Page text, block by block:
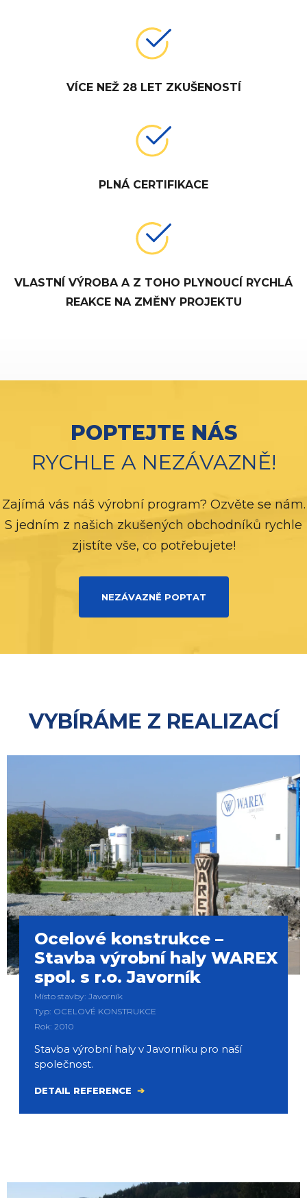
VÍCE NEŽ 28 LET ZKUŠENOSTÍ
PLNÁ CERTIFIKACE
VLASTNÍ VÝROBA A Z TOHO PLYNOUCÍ RYCHLÁ
REAKCE NA ZMĚNY PROJEKTU
POPTEJTE NÁS
RYCHLE A NEZÁVAZNĚ!
Zajímá vás náš výrobní program? Ozvěte se nám.
S jedním z našich zkušených obchodníků rychle
zjistíte vše, co potřebujete!
NEZÁVAZNĚ POPTAT
VYBÍRÁME Z REALIZACÍ
Ocelové konstrukce –
Stavba výrobní haly WAREX
spol. s r.o. Javorník
Místo stavby: Javorník
Typ: OCELOVÉ KONSTRUKCE
Rok: 2010
Stavba výrobní haly v Javorníku pro naší
společnost.
DETAIL REFERENCE